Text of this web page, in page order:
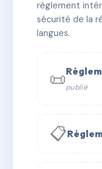
✓ Immatriculée
📞 Contacter
✉ Email
règlement
sécurité de la
langues.
📜publié
📋